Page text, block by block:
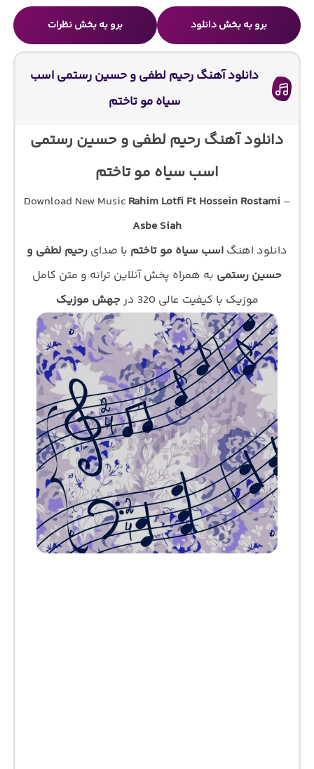
برو به بخش دانلود برو به بخش نظرات
دانلود آهنگ رحیم لطفی و حسین رستمی اسب
سیاه مو تاختم
دانلود آهنگ رحیم لطفی و حسین رستمی
اسب سیاه مو تاختم
Download New Music Rahim Lotfi Ft Hossein Rostami –
Asbe Siah
دانلود اهنگ اسب سیاه مو تاختم با صدای رحیم لطفی و
حسین رستمی به همراه پخش آنلاین ترانه و متن کامل
موزیک با کیفیت عالی 320 در
جهش موزیک